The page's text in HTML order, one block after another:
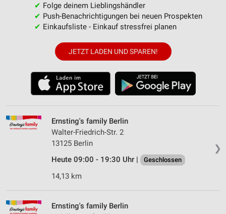
✔ Folge deinem Lieblingshändler
✔ Push-Benachrichtigungen bei neuen Prospekten
✔ Einkaufsliste - Einkauf stressfrei planen
JETZT LADEN UND SPAREN!
❯
Ernsting's family Berlin
Walter-Friedrich-Str. 2
13125 Berlin
Heute 09:00 - 19:30 Uhr |
Geschlossen
14,13 km
Ernsting's family Berlin